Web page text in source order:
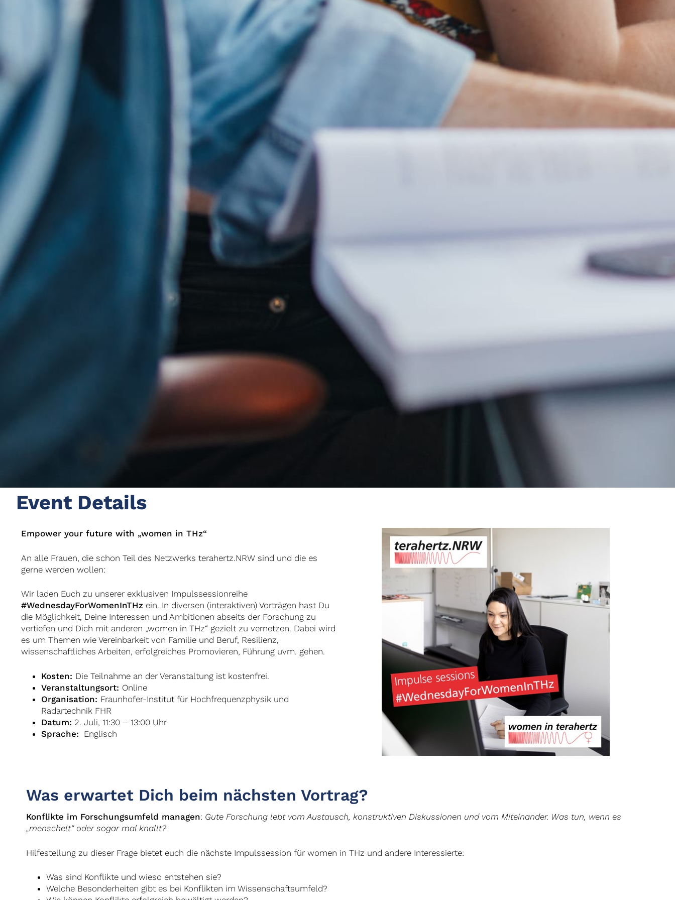
Event Details
Empower your future with „women in THz“
An alle Frauen, die schon Teil des Netzwerks terahertz.NRW sind und die es
gerne werden wollen:
Wir laden Euch zu unserer exklusiven Impulssessionreihe
#WednesdayForWomenInTHz ein. In diversen (interaktiven) Vorträgen hast Du
die Möglichkeit, Deine Interessen und Ambitionen abseits der Forschung zu
vertiefen und Dich mit anderen „women in THz“ gezielt zu vernetzen. Dabei wird
es um Themen wie Vereinbarkeit von Familie und Beruf, Resilienz,
wissenschaftliches Arbeiten, erfolgreiches Promovieren, Führung uvm. gehen.
Kosten: Die Teilnahme an der Veranstaltung ist kostenfrei.
Veranstaltungsort: Online
Organisation: Fraunhofer-Institut für Hochfrequenzphysik und
Radartechnik FHR
Datum: 2. Juli, 11:30 – 13:00 Uhr
Sprache: Englisch
Was erwartet Dich beim nächsten Vortrag?
Konflikte im Forschungsumfeld managen: Gute Forschung lebt vom Austausch, konstruktiven Diskussionen und vom Miteinander. Was tun, wenn es
„menschelt“ oder sogar mal knallt?
Hilfestellung zu dieser Frage bietet euch die nächste Impulssession für women in THz und andere Interessierte:
Was sind Konflikte und wieso entstehen sie?
Welche Besonderheiten gibt es bei Konflikten im Wissenschaftsumfeld?